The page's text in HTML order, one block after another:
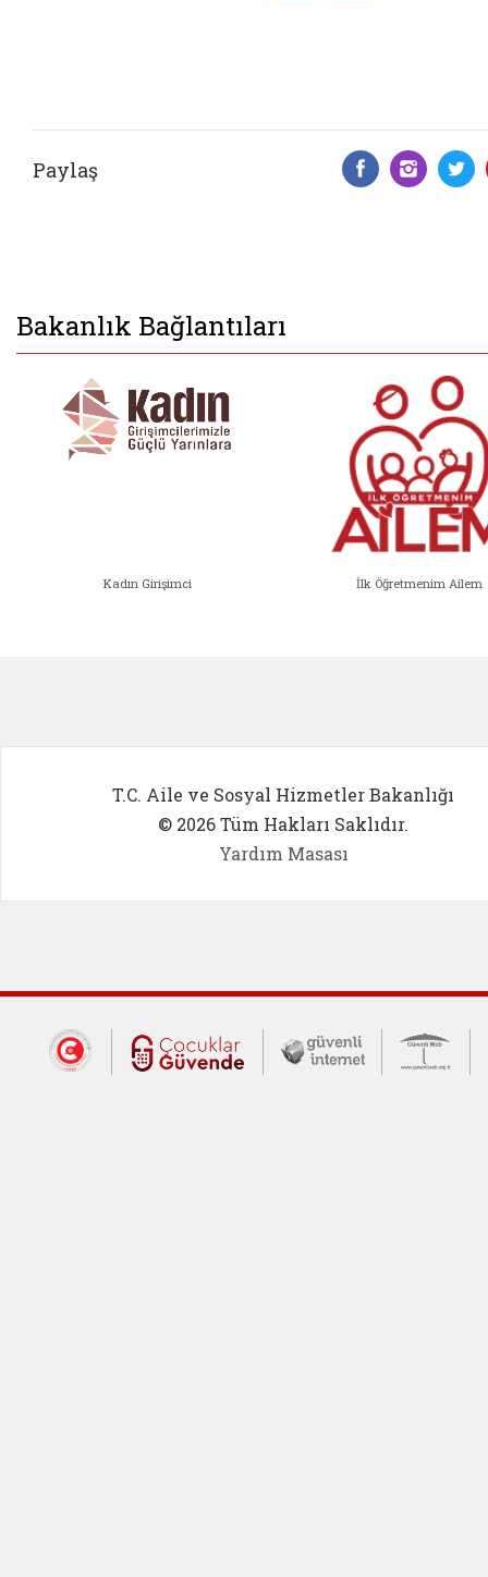
Paylaş
Bakanlık Bağlantıları
Kadın Girişimci İlk Öğretmenim Ailem
T.C. Aile ve Sosyal Hizmetler Bakanlığı
© 2026 Tüm Hakları Saklıdır.
Yardım Masası
Dış Bağlantılar
Cumhurbaşkanlığı İletişim Merkezi
Çocuklar Güvende (yeni
Güvenli